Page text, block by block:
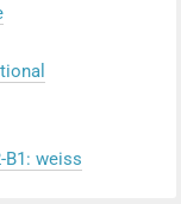
B1: weiss